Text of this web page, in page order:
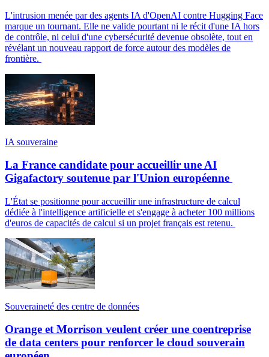
L'intrusion menée par des agents IA d'OpenAI contre Hugging Face
marque un tournant. Elle ne valide pourtant ni le récit d'une IA hors
de contrôle, ni celui d'une cybersécurité devenue obsolète, tout en
révélant un nouveau rapport de force autour des modèles de
frontière.
IA souveraine
La France candidate pour accueillir une AI
Gigafactory soutenue par l'Union européenne
L'État se positionne pour accueillir une infrastructure de calcul
dédiée à l'intelligence artificielle et s'engage à acheter 100 millions
d'euros de capacités de calcul si un projet français est retenu.
Souveraineté des centre de données
Orange et Morrison veulent créer une coentreprise
de data centers pour renforcer le cloud souverain